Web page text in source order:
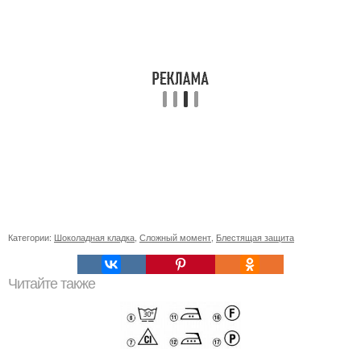
Категории: Шоколадная кладка Сложный момент Блестящая защита
Читайте также